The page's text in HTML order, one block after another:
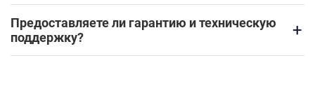
Предоставляете ли гарантию и техническую
поддержку?
+